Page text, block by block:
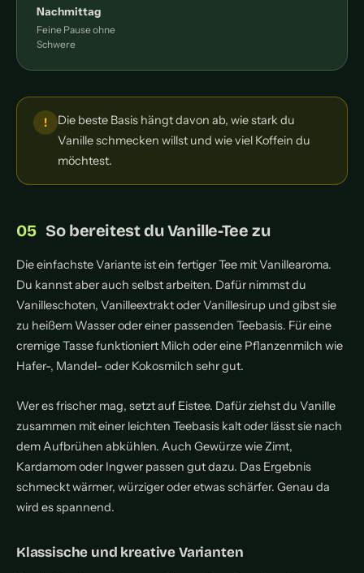
Nachmittag
Feine Pause ohne
Schwere
Die beste Basis hängt davon ab, wie stark du
Vanille schmecken willst und wie viel Koffein du
möchtest.
So bereitest du Vanille-Tee zu
Die einfachste Variante ist ein fertiger Tee mit Vanillearoma.
Du kannst aber auch selbst arbeiten. Dafür nimmst du
Vanilleschoten, Vanilleextrakt oder Vanillesirup und gibst sie
zu heißem Wasser oder einer passenden Teebasis. Für eine
cremige Tasse funktioniert Milch oder eine Pflanzenmilch wie
Hafer-, Mandel- oder Kokosmilch sehr gut.
Wer es frischer mag, setzt auf Eistee. Dafür ziehst du Vanille
zusammen mit einer leichten Teebasis kalt oder lässt sie nach
dem Aufbrühen abkühlen. Auch Gewürze wie Zimt,
Kardamom oder Ingwer passen gut dazu. Das Ergebnis
schmeckt wärmer, würziger oder etwas schärfer. Genau da
wird es spannend.
Klassische und kreative Varianten